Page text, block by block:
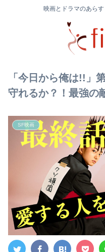
映画とドラマのあらす
「今日から俺は!!」
守れるか？！最強の
SF映画